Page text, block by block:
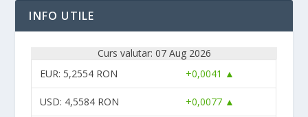
INFO UTILE
Curs valutar: 07 Aug 2026
EUR: 5,2554 RON +0,0041 ▲
USD: 4,5584 RON +0,0077 ▲